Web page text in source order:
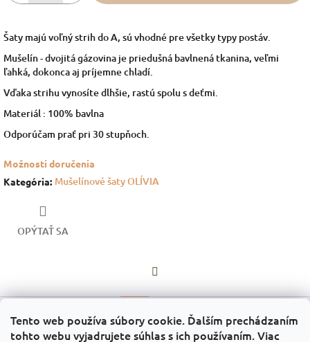
Tento web používa súbory cookie. Ďalším prechádzaním
tohto webu vyjadrujete súhlas s ich používaním. Viac
Šaty majú voľný strih do A, sú vhodné pre všetky typy postáv.
Mušelín - dvojitá gázovina je priedušná bavlnená tkanina, veľmi
ľahká, dokonca aj príjemne chladí.
Vďaka strihu vynosíte dlhšie, rastú spolu s deťmi.
Materiál : 100% bavlna
Odporúčam prať pri 30 stupňoch.
Možnosti doručenia
Kategória: Mušelínové šaty OLÍVIA
OPÝTAŤ SA